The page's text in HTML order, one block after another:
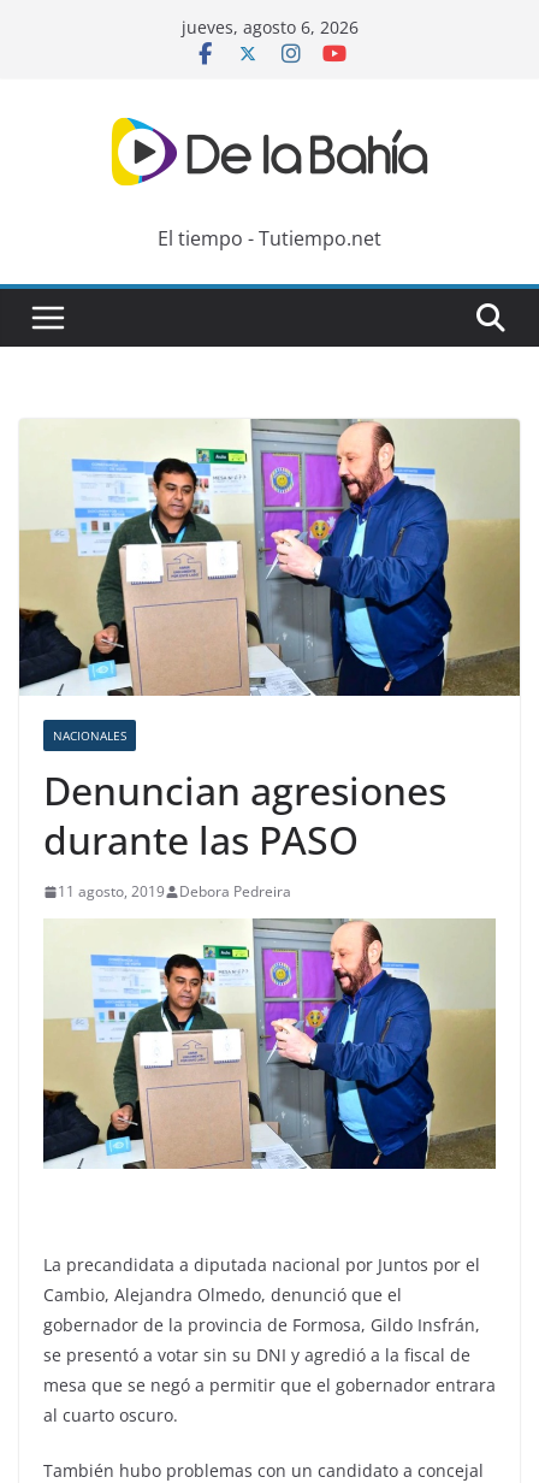
jueves, agosto 6, 2026
El tiempo - Tutiempo.net
NACIONALES
Denuncian agresiones
durante las PASO
11 agosto, 2019 Debora Pedreira
La precandidata a diputada nacional por Juntos por el
Cambio, Alejandra Olmedo, denunció que el
gobernador de la provincia de Formosa, Gildo Insfrán,
se presentó a votar sin su DNI y agredió a la fiscal de
mesa que se negó a permitir que el gobernador entrara
al cuarto oscuro.
También hubo problemas con un candidato a concejal